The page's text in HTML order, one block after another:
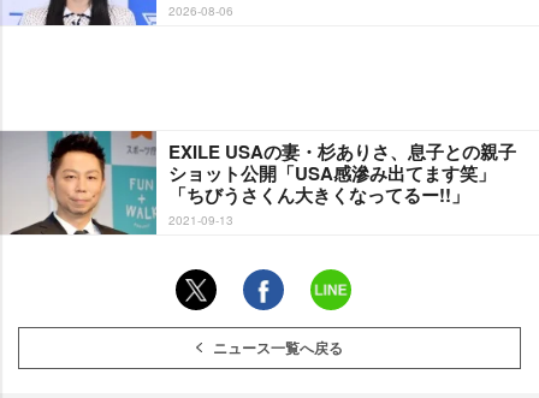
2026-08-06
EXILE USAの妻・杉ありさ、息子との親子
ショット公開「USA感滲み出てます笑」
「ちびうさくん大きくなってるー!!」
2021-09-13
ニュース一覧へ戻る